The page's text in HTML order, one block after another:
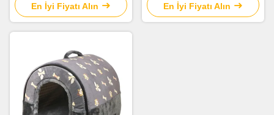
çantaları
En İyi Fiyatı Alın
için
En İyi Fiyatı Alın